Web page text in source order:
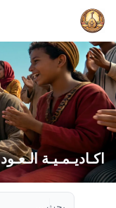
اكـاديـمـيـة الـعـود